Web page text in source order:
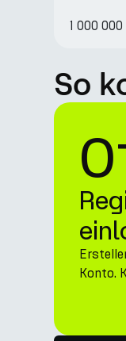
1 000
So
Konto.